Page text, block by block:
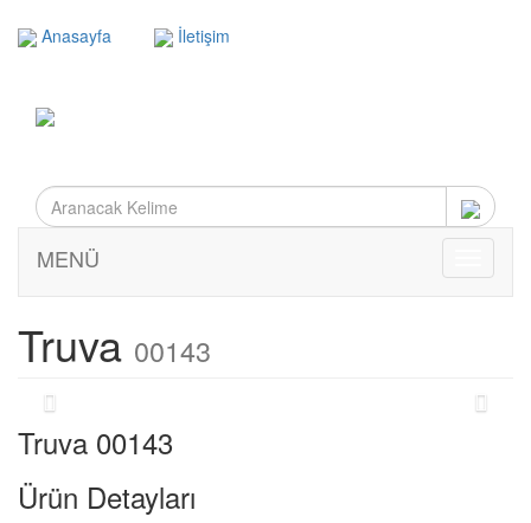
Anasayfa İletişim
MENÜ
Truva 00143
Truva 00143
Ürün Detayları